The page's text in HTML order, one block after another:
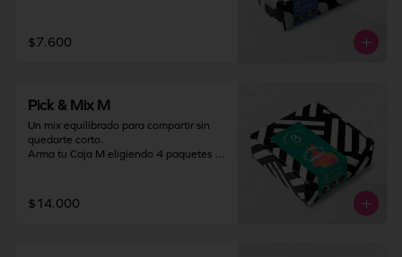
para probar, compartir en pequeño o
darte un gustito solo para ti.
65% HR Máx.). Una vez abierto
consumir inmediatamente.
$7.600
Pick & Mix M
Un mix equilibrado para compartir sin
quedarte corto.
Arma tu Caja M eligiendo 4 paquetes de
para regalar, llevar a una junta o
disfrutar en familia.
$14.000